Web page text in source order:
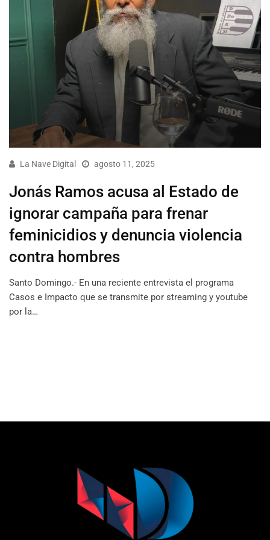
La Nave Digital agosto 11, 2025
Jonás Ramos acusa al Estado de
ignorar campaña para frenar
feminicidios y denuncia violencia
contra hombres
Santo Domingo.- En una reciente entrevista el programa
Casos e Impacto que se transmite por streaming y youtube
por la…